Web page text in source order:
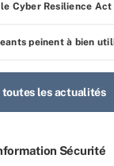
Cyber Resilience Act
peinent à bien
toutes les actualités
Sécurité